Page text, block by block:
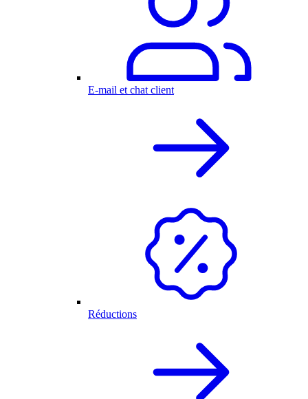
E-mail et chat client
Réductions